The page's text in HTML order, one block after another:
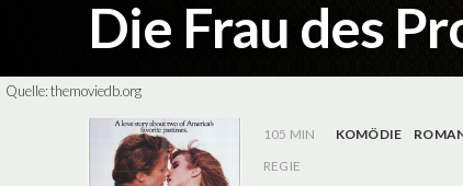
Die Frau des
Quelle:themoviedb.org
105 MIN KOMÖDIE
REGIE